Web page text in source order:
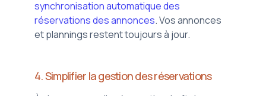
synchronisation automatique des
réservations des annonces. Vos annonces
et plannings restent toujours à jour.
4. Simplifier la gestion des réservations